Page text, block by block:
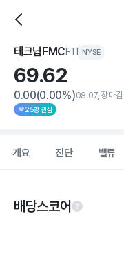
테크닙FMCFTI NYSE
69.62
0.00(0.00%)08.07, 장마감
25명 관심
개요 진단 밸류
배당스코어